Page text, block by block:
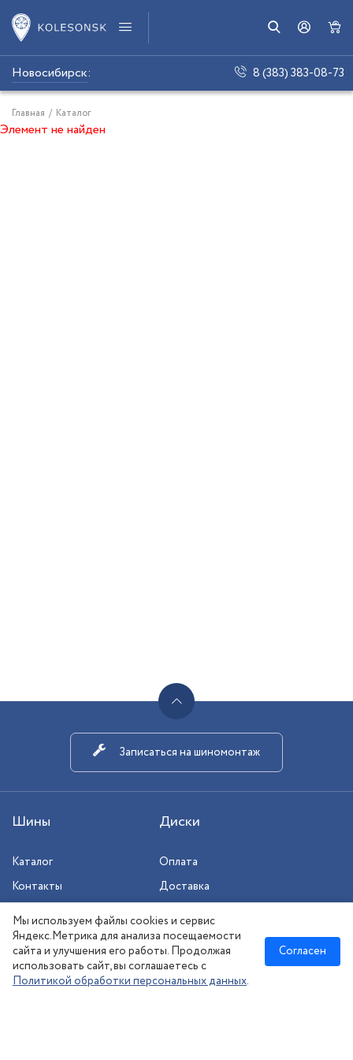
Новосибирск: 8 (383) 383-08-73
Главная / Каталог
Элемент не найден
Шины Диски
Каталог
Контакты
Оплата
Доставка
Сезонное хранение
Записаться на шиномонтаж
Новосибирск:
Мы используем файлы cookies и сервис
Яндекс.Метрика для анализа посещаемости
сайта и улучшения его работы. Продолжая
использовать сайт, вы соглашаетесь с
Политикой обработки персональных данных.
Согласен